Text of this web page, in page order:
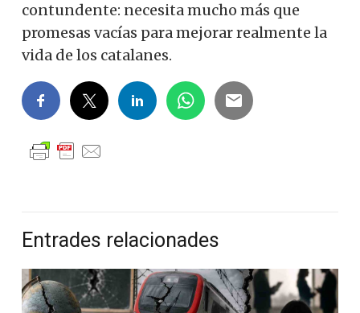
contundente: necesita mucho más que
promesas vacías para mejorar realmente la
vida de los catalanes.
Entrades relacionades